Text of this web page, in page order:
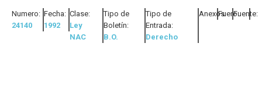
Numero:
24140
Fecha:
1992
Clase:
Ley
NAC
Tipo de
Boletín:
B.O.
Tipo de
Entrada:
Derecho
Anexos:Fuero:Fuente: